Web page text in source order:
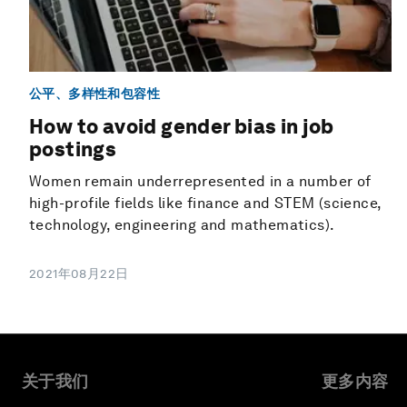
公平、多样性和包容性
How to avoid gender bias in job
postings
Women remain underrepresented in a number of
high-profile fields like finance and STEM (science,
technology, engineering and mathematics).
2021年08月22日
关于我们 更多内容